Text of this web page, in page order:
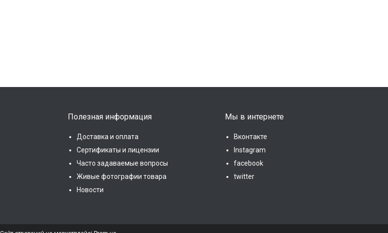
Полезная информация
Доставка и оплата
Сертификаты и лицензии
Часто задаваемые вопросы
Живые фотографии товара
Новости
Мы в интернете
Вконтакте
Instagram
facebook
twitter